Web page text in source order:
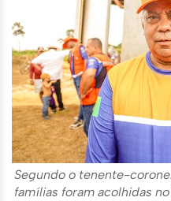
Segundo o tenente-
famílias foram acolhidas